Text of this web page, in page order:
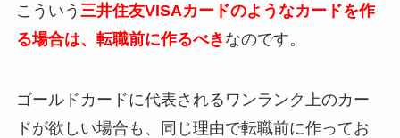
こういう 三井住友VISAカードのようなカードを作
る場合は、転職前に作るべき なのです。
ゴールドカードに代表されるワンランク上のカー
ドが欲しい場合も、同じ理由で転職前に作ってお